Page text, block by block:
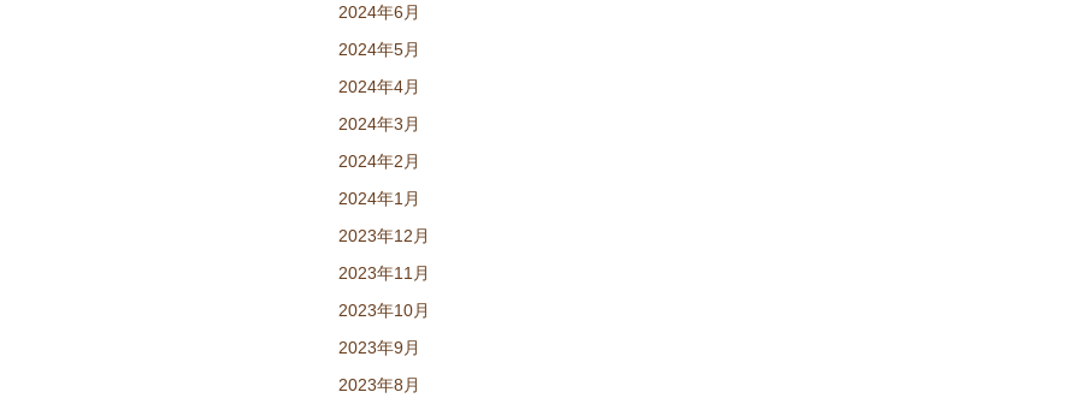
2024年6月
2024年5月
2024年4月
2024年3月
2024年2月
2024年1月
2023年12月
2023年11月
2023年10月
2023年9月
2023年8月